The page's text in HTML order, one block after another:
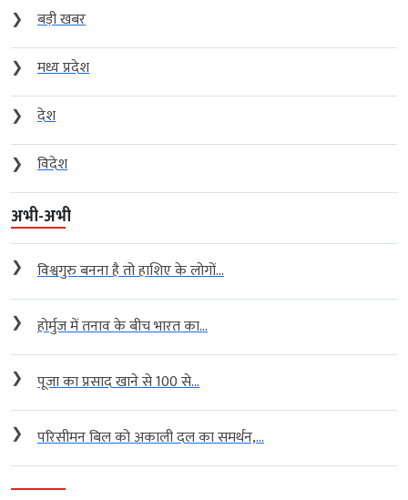
❯
बड़ी खबर
❯
मध्य प्रदेश
❯
देश
❯
विदेश
अभी-अभी
❯ विश्वगुरु बनना है तो हाशिए के लोगों...
❯ होर्मुज में तनाव के बीच भारत का...
❯ पूजा का प्रसाद खाने से 100 से...
❯ परिसीमन बिल को अकाली दल का समर्थन,...